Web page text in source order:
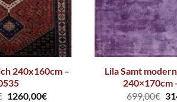
240x160cm –
1260,00€
Lila Samt
240×170cm
699,00€